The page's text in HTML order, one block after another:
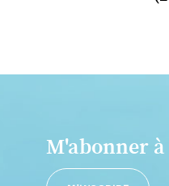
M'abonner